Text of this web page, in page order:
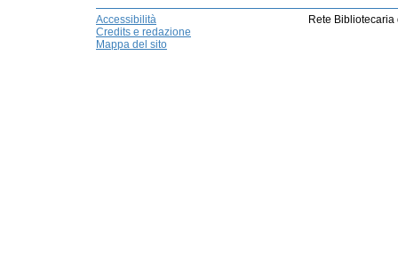
Accessibilità
Credits e redazione
Mappa del sito
Rete